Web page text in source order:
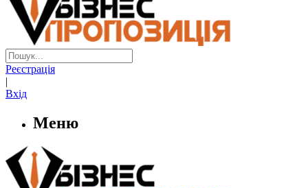
Реєстрація
|
Вхід
Меню